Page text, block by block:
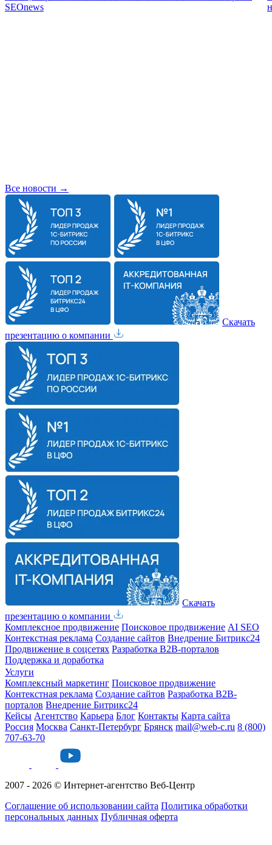
SEOnews
Все новости →
Скачать
презентацию о компании
Скачать
презентацию о компании
Комплексное продвижение Поисковое продвижение AI SEO
Контекстная реклама Создание сайтов Внедрение Битрикс24
Продвижение в соцсетях Разработка B2B-порталов
Поддержка и доработка
Услуги
Комплексный маркетинг Поисковое продвижение
Контекстная реклама Создание сайтов Разработка B2B-
порталов Внедрение Битрикс24
Кейсы Агентство Карьера Блог Контакты Карта сайта
Россия Москва Санкт-Петербург Брянск mail@web-c.ru 8 (800)
707-63-70
2007 - 2026 © Интернет-агентство Веб-Центр
Соглашение об использовании сайта Политика обработки
персональных данных Публичная оферта